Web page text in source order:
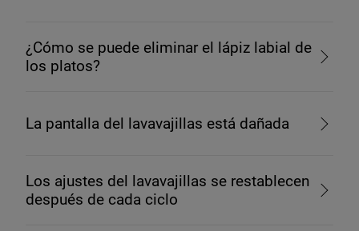
¿Cómo se puede eliminar el lápiz labial de
los platos?
La pantalla del lavavajillas está dañada
Los ajustes del lavavajillas se restablecen
después de cada ciclo